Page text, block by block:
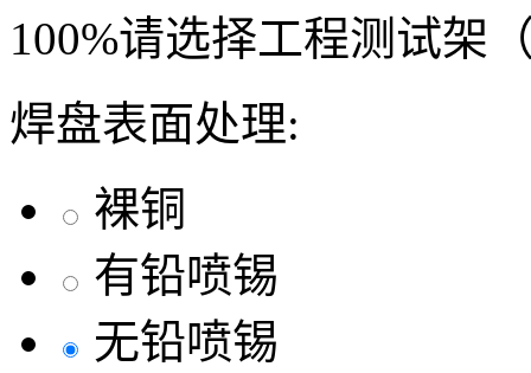
100%请选择工程测试架
焊盘表面处理:
裸铜
有铅喷锡
无铅喷锡